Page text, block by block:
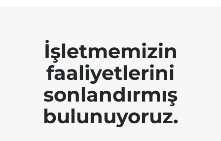
İşletmemizin
faaliyetlerini
sonlandırmış
bulunuyoruz.